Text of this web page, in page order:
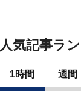
人気記事ラ
1時間 週間